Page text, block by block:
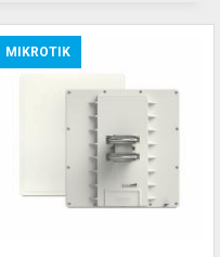
MIKROTIK